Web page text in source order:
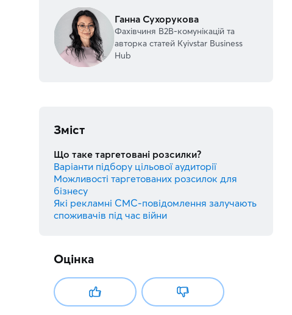
Ганна Сухорукова
Фахівчиня В2В-комунікацій та
авторка статей Kyivstar Business
Hub
Зміст
Що таке таргетовані розсилки?
Варіанти підбору цільової аудиторії
Можливості таргетованих розсилок для
бізнесу
Які рекламні СМС-повідомлення залучають
споживачів під час війни
Оцінка